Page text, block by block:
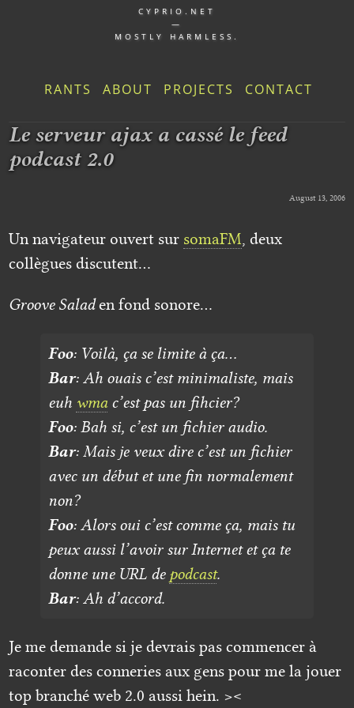
CYPRIO.NET
—
MOSTLY HARMLESS.
RANTS ABOUT PROJECTS CONTACT
Le serveur ajax a cassé le feed
podcast 2.0
August 13, 2006
Un navigateur ouvert sur somaFM, deux
collègues discutent…
Groove Saladen fond sonore…
Foo: Voilà, ça se limite à ça…
Bar: Ah ouais c’est minimaliste, mais
euh wmac’est pas un fihcier?
Foo: Bah si, c’est un fichier audio.
Bar: Mais je veux dire c’est un fichier
avec un début et une fin normalement
non?
Foo: Alors oui c’est comme ça, mais tu
peux aussi l’avoir sur Internet et ça te
donne une URL de podcast.
Bar: Ah d’accord.
Je me demande si je devrais pas commencer à
raconter des conneries aux gens pour me la jouer
top branché web 2.0 aussi hein. ><